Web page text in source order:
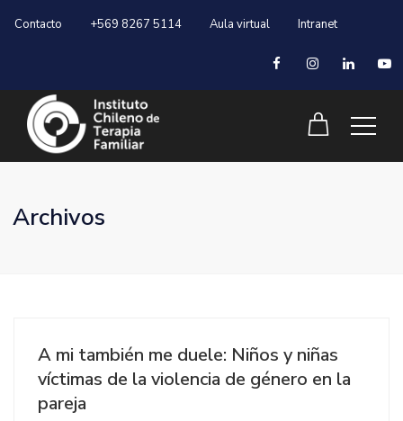
Contacto +569 8267 5114 Aula virtual Intranet
Archivos
A mi también me duele: Niños y niñas
víctimas de la violencia de género en la
pareja